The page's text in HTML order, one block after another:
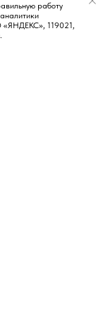
работу
119021,